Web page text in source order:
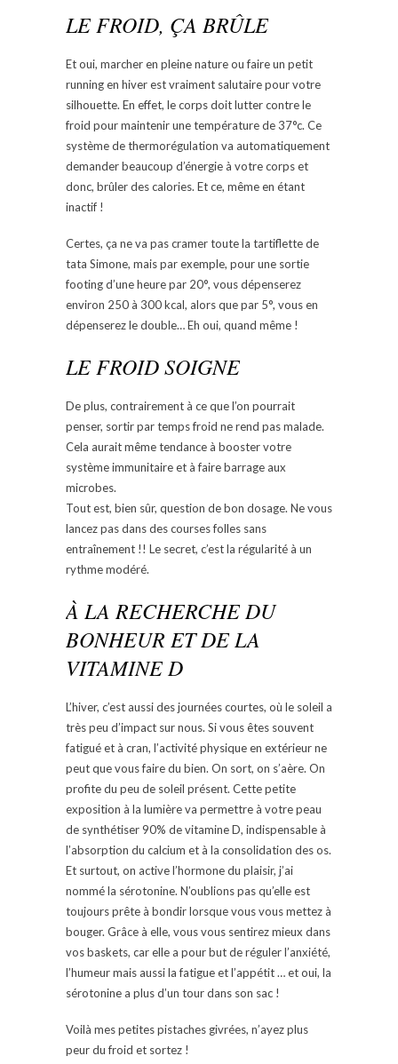
LE FROID, ÇA BRÛLE
Et oui, marcher en pleine nature ou faire un petit
running en hiver est vraiment salutaire pour votre
silhouette. En effet, le corps doit lutter contre le
froid pour maintenir une température de 37°c. Ce
système de thermorégulation va automatiquement
demander beaucoup d’énergie à votre corps et
donc, brûler des calories. Et ce, même en étant
inactif !
Certes, ça ne va pas cramer toute la tartiflette de
tata Simone, mais par exemple, pour une sortie
footing d’une heure par 20°, vous dépenserez
environ 250 à 300 kcal, alors que par 5°, vous en
dépenserez le double… Eh oui, quand même !
LE FROID SOIGNE
De plus, contrairement à ce que l’on pourrait
penser, sortir par temps froid ne rend pas malade.
Cela aurait même tendance à booster votre
système immunitaire et à faire barrage aux
microbes.
Tout est, bien sûr, question de bon dosage. Ne vous
lancez pas dans des courses folles sans
entraînement !! Le secret, c’est la régularité à un
rythme modéré.
À LA RECHERCHE DU
BONHEUR ET DE LA
VITAMINE D
L’hiver, c’est aussi des journées courtes, où le soleil a
très peu d’impact sur nous. Si vous êtes souvent
fatigué et à cran, l’activité physique en extérieur ne
peut que vous faire du bien. On sort, on s’aère. On
profite du peu de soleil présent. Cette petite
exposition à la lumière va permettre à votre peau
de synthétiser 90% de vitamine D, indispensable à
l’absorption du calcium et à la consolidation des os.
Et surtout, on active l’hormone du plaisir, j’ai
nommé la sérotonine. N’oublions pas qu’elle est
toujours prête à bondir lorsque vous vous mettez à
bouger. Grâce à elle, vous vous sentirez mieux dans
vos baskets, car elle a pour but de réguler l’anxiété,
l’humeur mais aussi la fatigue et l’appétit … et oui, la
sérotonine a plus d’un tour dans son sac !
Voilà mes petites pistaches givrées, n’ayez plus
peur du froid et sortez !